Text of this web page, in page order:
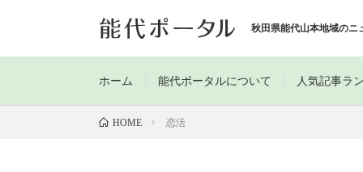
秋田県能代山本地域のニ
ホーム 能代ポータルについて 人気記事ラ
HOME 恋活